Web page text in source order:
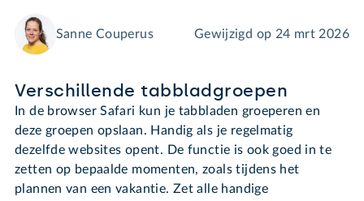
Sanne Couperus Gewijzigd op 24 mrt 2026
Verschillende tabbladgroepen
In de browser Safari kun je tabbladen groeperen en
deze groepen opslaan. Handig als je regelmatig
dezelfde websites opent. De functie is ook goed in te
zetten op bepaalde momenten, zoals tijdens het
plannen van een vakantie. Zet alle handige